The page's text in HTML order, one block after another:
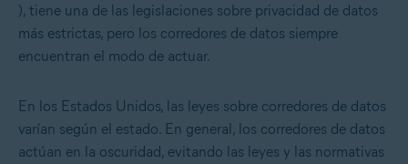
), tiene una de las legislaciones sobre privacidad de datos
más estrictas, pero los corredores de datos siempre
encuentran el modo de actuar.
En los Estados Unidos, las leyes sobre corredores de datos
varían según el estado. En general, los corredores de datos
actúan en la oscuridad, evitando las leyes y las normativas